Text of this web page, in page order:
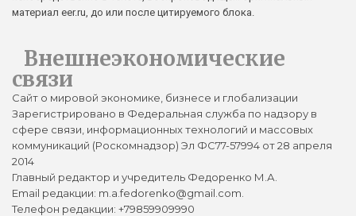
материал eer.ru, до или после цитируемого блока.
Внешнеэкономические
связи
Сайт о мировой экономике, бизнесе и глобализации
Зарегистрировано в Федеральная служба по надзору в
сфере связи, информационных технологий и массовых
коммуникаций (Роскомнадзор) Эл ФС77-57994 от 28 апреля
2014
Главный редактор и учредитель Федоренко М.А.
Email редакции: m.a.fedorenko@gmail.com.
Телефон редакции: +79859909990